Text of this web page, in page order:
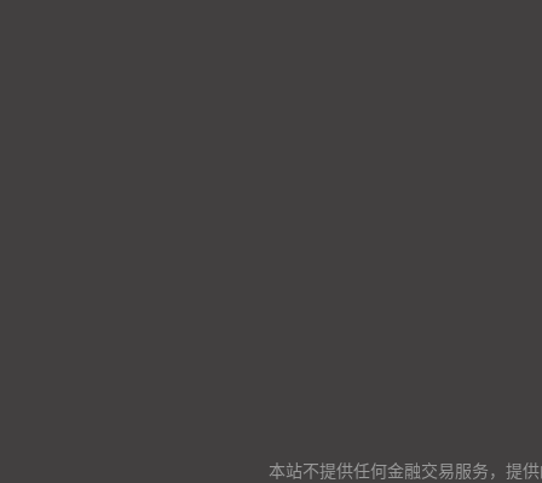
本站不提供任何金融交易服务，提